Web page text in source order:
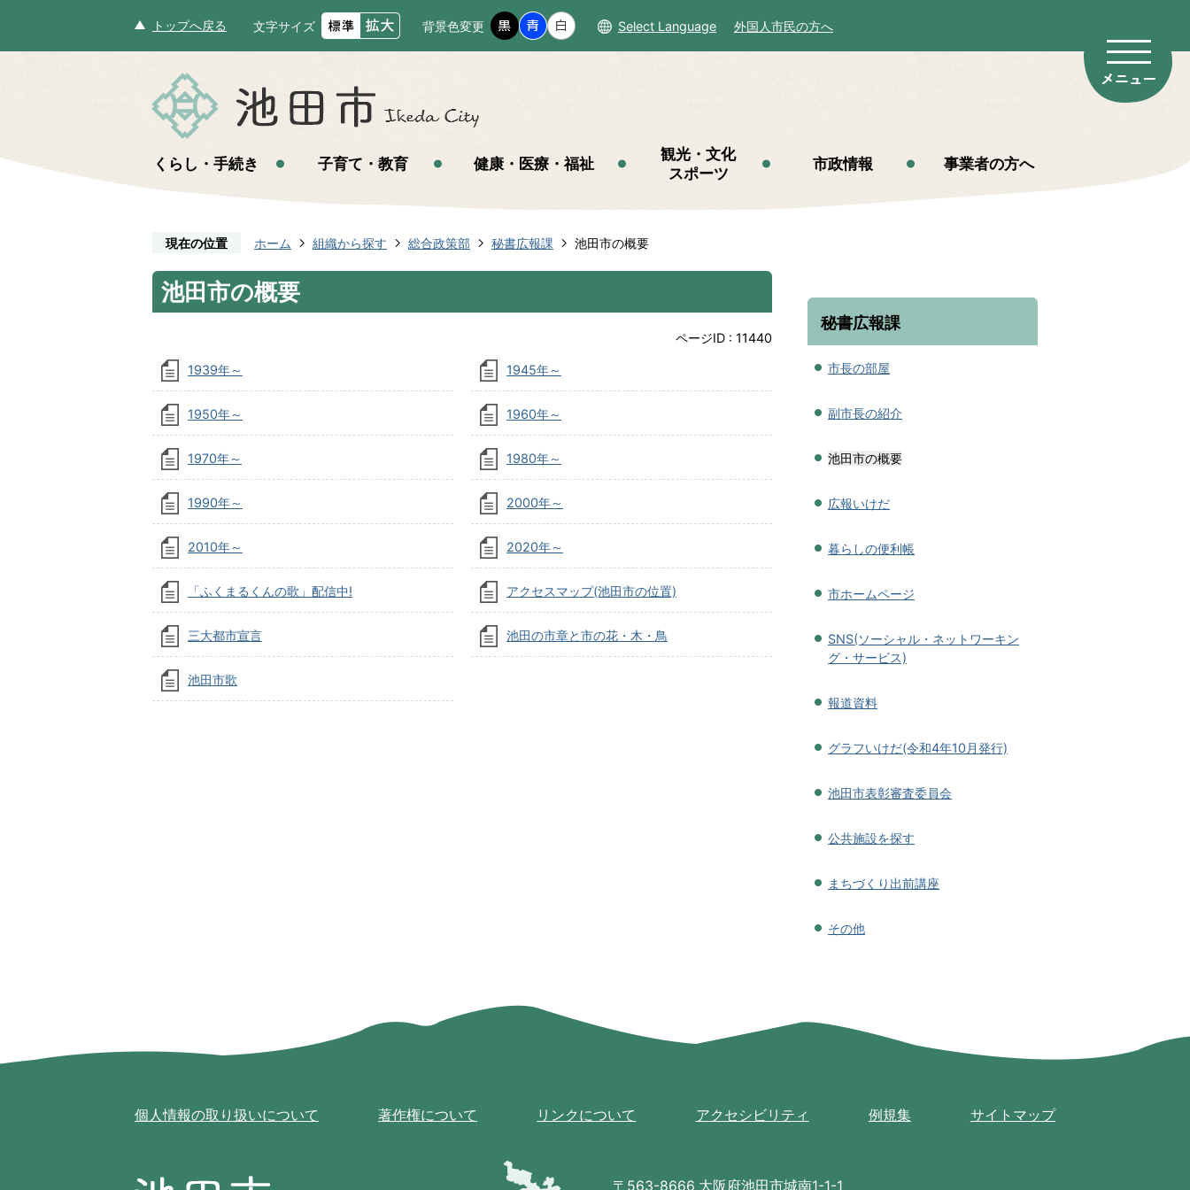
トップへ戻る 文字サイズ 背景色変更 Select Language 外国人市民の方へ
くらし・手続き 子育て・教育 健康・医療・福祉
観光・文化
スポーツ
市政情報 事業者の方へ
現在の位置 ホーム 組織から探す 総合政策部 秘書広報課 池田市の概要
池田市の概要
ページID : 11440
1939年～ 1945年～
1950年～ 1960年～
1970年～ 1980年～
1990年～ 2000年～
2010年～ 2020年～
「ふくまるくんの歌」配信中! アクセスマップ(池田市の位置)
三大都市宣言 池田の市章と市の花・木・鳥
池田市歌
秘書広報課
市長の部屋
副市長の紹介
池田市の概要
広報いけだ
暮らしの便利帳
市ホームページ
SNS(ソーシャル・ネットワーキン
グ・サービス)
報道資料
グラフいけだ(令和4年10月発行)
池田市表彰審査委員会
公共施設を探す
まちづくり出前講座
その他
個人情報の取り扱いについて 著作権について リンクについて アクセシビリティ 例規集 サイトマップ
池 〒563-8666 大阪府池田市城南1-1-1